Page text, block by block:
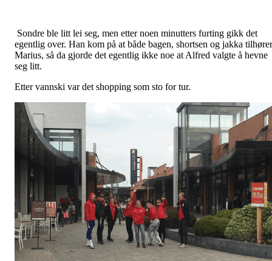
Sondre ble litt lei seg, men etter noen minutters furting gikk det
egentlig over. Han kom på at både bagen, shortsen og jakka tilhører
Marius, så da gjorde det egentlig ikke noe at Alfred valgte å hevne
seg litt.
Etter vannski var det shopping som sto for tur.